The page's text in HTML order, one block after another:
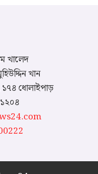
খালেদ
খান
ধোলাইপাড়
১২০৪